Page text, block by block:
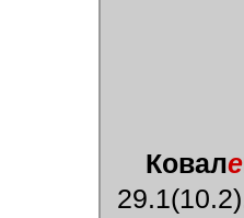
Ковале